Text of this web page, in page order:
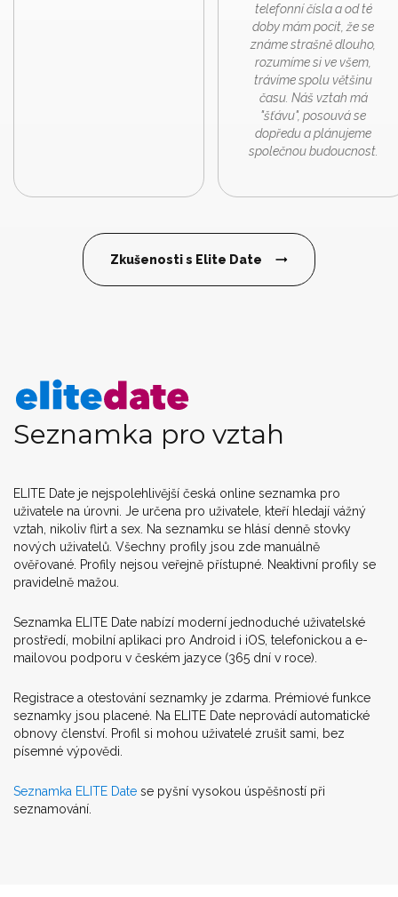
telefonní čísla a od té
doby mám pocit, že se
známe strašně dlouho,
rozumíme si ve všem,
trávíme spolu většinu
času. Náš vztah má
"šťávu", posouvá se
dopředu a plánujeme
společnou budoucnost.
Zkušenosti s Elite Date
Seznamka pro vztah
ELITE Date je nejspolehlivější česká online seznamka pro
uživatele na úrovni. Je určena pro uživatele, kteří hledají vážný
vztah, nikoliv flirt a sex. Na seznamku se hlásí denně stovky
nových uživatelů. Všechny profily jsou zde manuálně
ověřované. Profily nejsou veřejně přístupné. Neaktivní profily se
pravidelně mažou.
Seznamka ELITE Date nabízí moderní jednoduché uživatelské
prostředí, mobilní aplikaci pro Android i iOS, telefonickou a e-
mailovou podporu v českém jazyce (365 dní v roce).
Registrace a otestování seznamky je zdarma. Prémiové funkce
seznamky jsou placené. Na ELITE Date neprovádí automatické
obnovy členství. Profil si mohou uživatelé zrušit sami, bez
písemné výpovědi.
Seznamka ELITE Date se pyšní vysokou úspěšností při
seznamování.